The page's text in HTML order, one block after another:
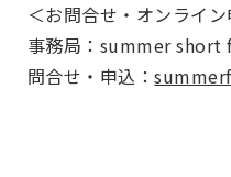
＜お問合せ・オンライン
事務局：summer
問合せ・申込：